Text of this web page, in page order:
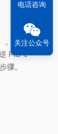
。研究
PID-c
骤。
电话咨询
关注公众号